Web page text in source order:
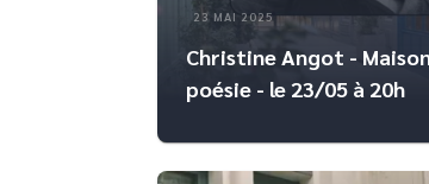
23 MAI 2025
Christine Angot -
poésie - le 23/05 à 20h